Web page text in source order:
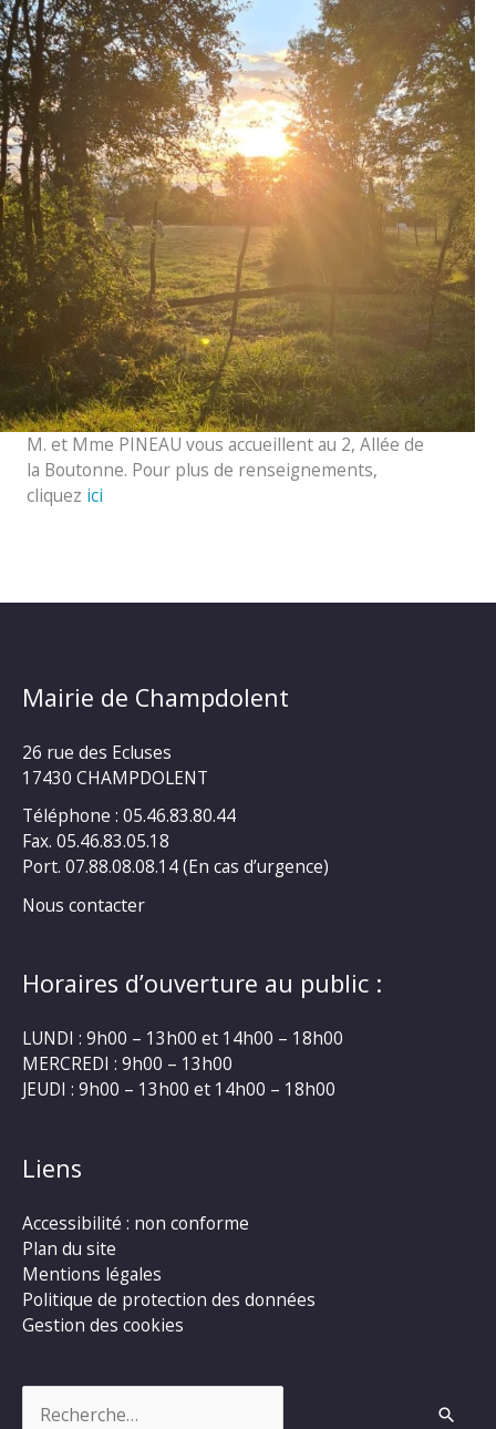
M. et Mme PINEAU vous accueillent au 2, Allée de
la Boutonne. Pour plus de renseignements,
cliquez ici
Mairie de Champdolent
26 rue des Ecluses
17430 CHAMPDOLENT
Téléphone : 05.46.83.80.44
Fax. 05.46.83.05.18
Port. 07.88.08.08.14 (En cas d’urgence)
Nous contacter
Horaires d’ouverture au public :
LUNDI : 9h00 – 13h00 et 14h00 – 18h00
MERCREDI : 9h00 – 13h00
JEUDI : 9h00 – 13h00 et 14h00 – 18h00
Liens
Accessibilité : non conforme
Plan du site
Mentions légales
Politique de protection des données
Gestion des cookies